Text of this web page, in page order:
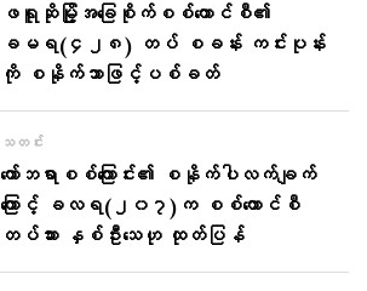
ဖရူဆိုမြို့အခြေစိုက်စစ်ကောင်စီ၏
ခမရ(၄၂၈) တပ် စခန်း ကင်းပုန်း
ကို စနိုက်ဘာဖြင့်ပစ်ခတ်
သတင်း
ကော်ဘရာစစ်ကြောင်း၏ စနိုက်ပါလက်ချက်
ကြောင့် ခလရ(၂၀၇)က စစ်ကောင်စီ
တပ်သား နှစ်ဦးသေဟု ထုတ်ပြန်